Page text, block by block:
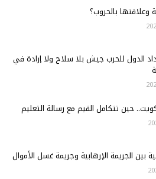
وعلاقتها بالحروب؟
الدول للحرب جيش بلا سلاح ولا إرادة في
حين تتكامل القيم مع رسالة التعليم
بين الجريمة الإرهابية وجريمة غسل الأموال